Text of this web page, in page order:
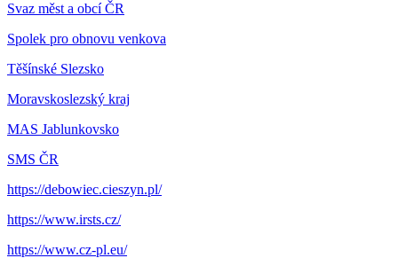
Svaz měst a obcí ČR
Spolek pro obnovu venkova
Těšínské Slezsko
Moravskoslezský kraj
MAS Jablunkovsko
SMS ČR
https://debowiec.cieszyn.pl/
https://www.irsts.cz/
https://www.cz-pl.eu/